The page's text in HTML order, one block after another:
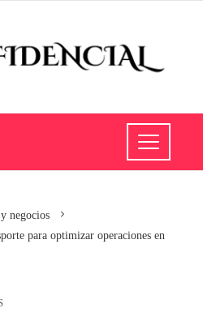
negocios
para optimizar operaciones en